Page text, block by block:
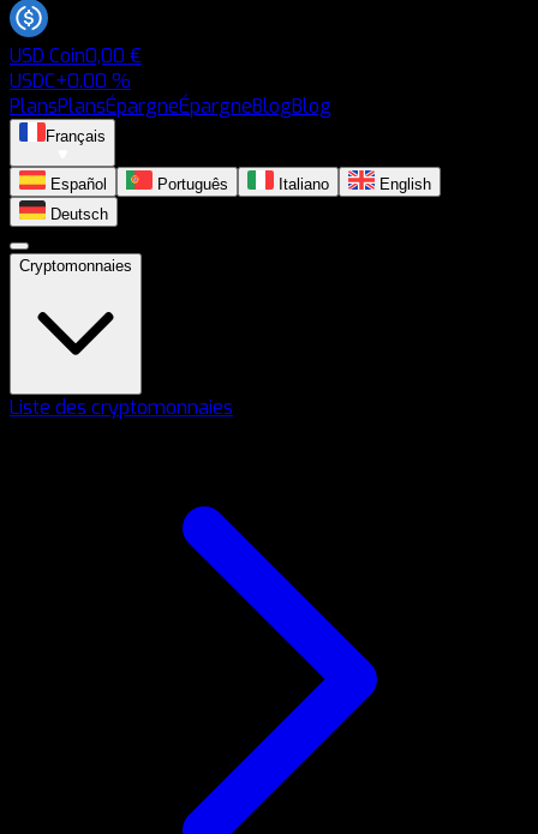
USD Coin0,00 €
USDC+0.00 %
PlansPlansÉpargneÉpargneBlogBlog
Français
Español Português Italiano
English
Deutsch
Cryptomonnaies
Liste des cryptomonnaies